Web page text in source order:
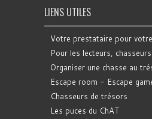
LIENS UTILES
Votre prestataire pour
Pour les lecteurs,
Organiser une chasse au
Escape room - Escape
Chasseurs de trésors
Les puces du ChAT